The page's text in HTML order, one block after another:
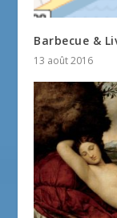
Barbecue &
13 août 2016